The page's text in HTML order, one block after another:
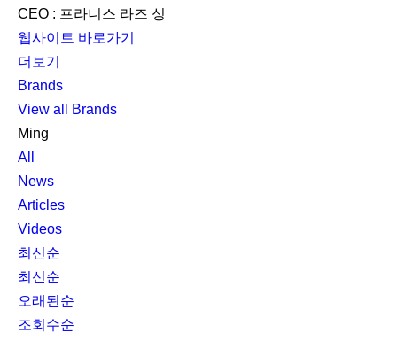
CEO : 프라니스 라즈 싱
웹사이트 바로가기
더보기
Brands
View all Brands
Ming
All
News
Articles
Videos
최신순
최신순
오래된순
조회수순